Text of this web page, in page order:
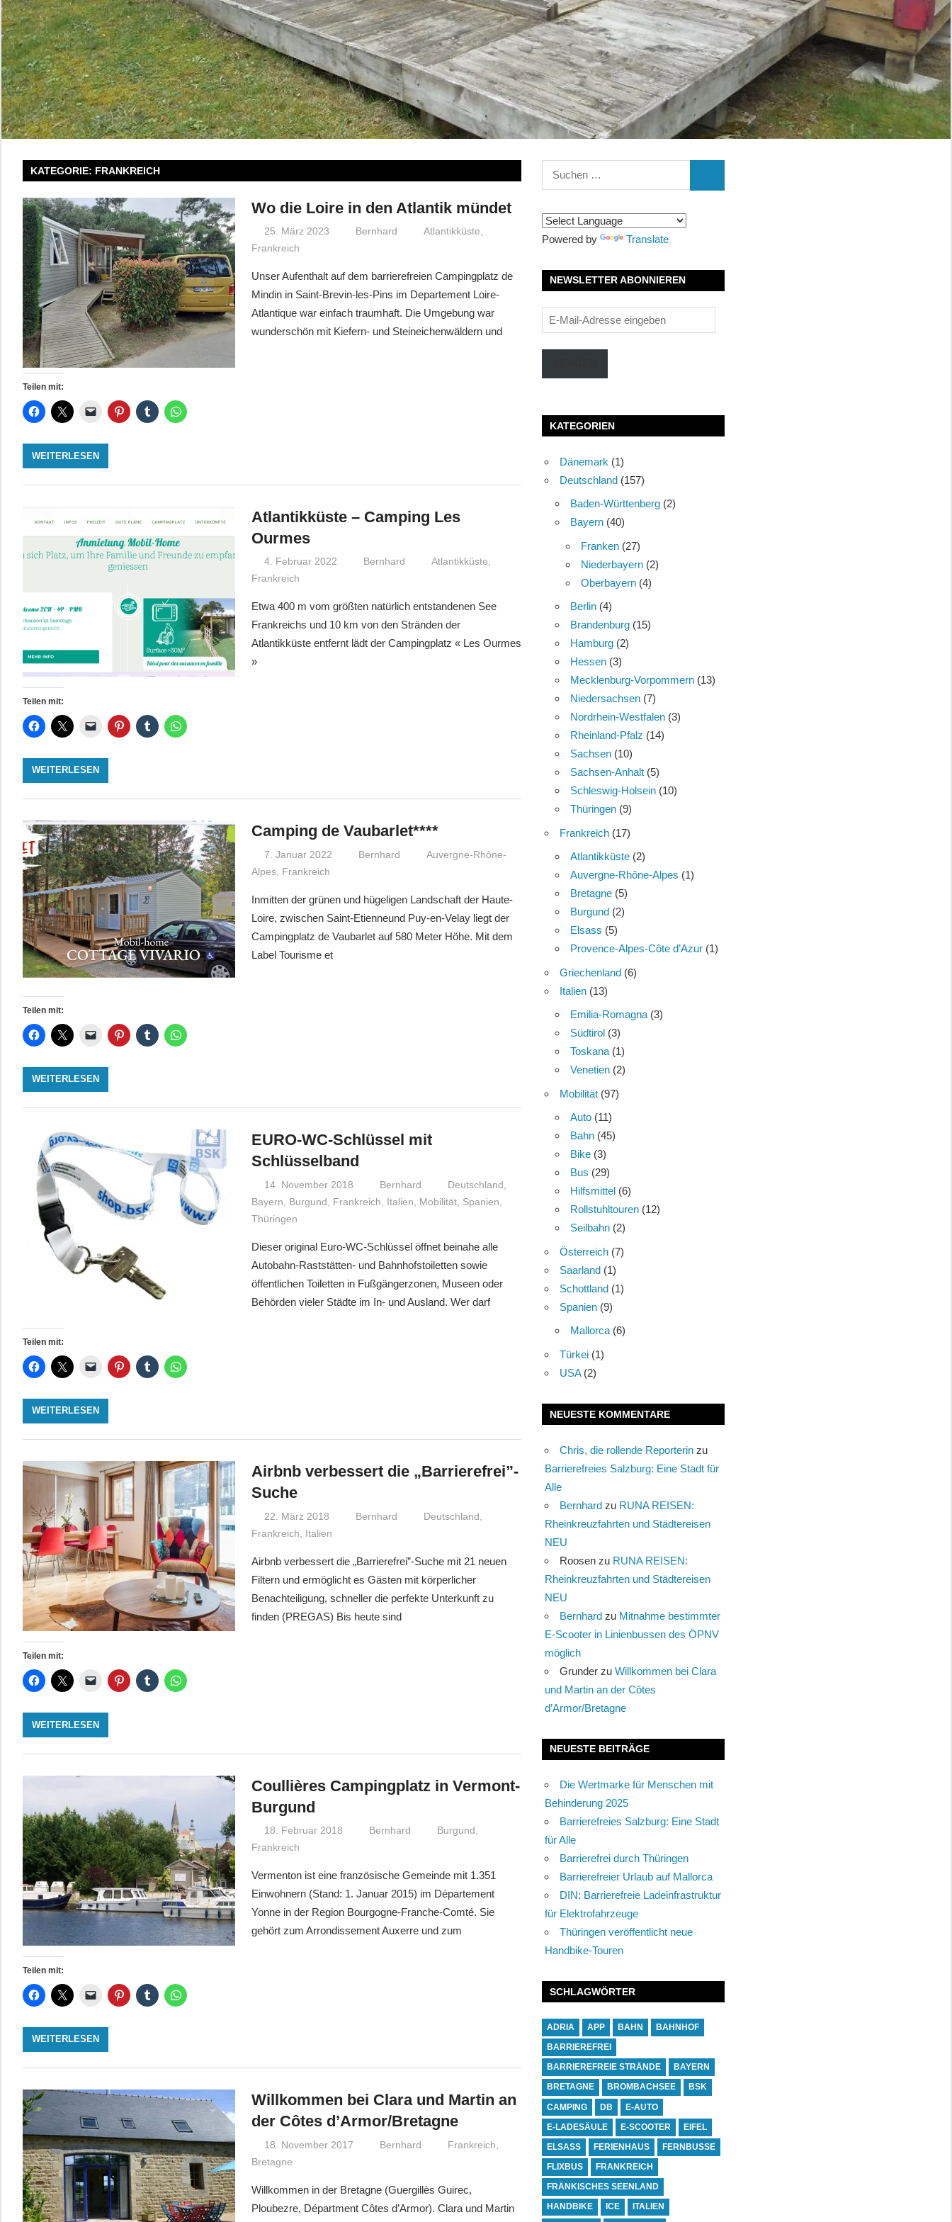
KATEGORIE: FRANKREICH
Wo die Loire in den Atlantik mündet
25. März 2023 Bernhard Atlantikküste,
Frankreich
Unser Aufenthalt auf dem barrierefreien Campingplatz de
Mindin in Saint-Brevin-les-Pins im Departement Loire-
Atlantique war einfach traumhaft. Die Umgebung war
wunderschön mit Kiefern- und Steineichenwäldern und
Teilen mit:
WEITERLESEN
Atlantikküste – Camping Les
Ourmes
4. Februar 2022 Bernhard Atlantikküste,
Frankreich
Etwa 400 m vom größten natürlich entstandenen See
Frankreichs und 10 km von den Stränden der
Atlantikküste entfernt lädt der Campingplatz « Les Ourmes
»
Teilen mit:
WEITERLESEN
Camping de Vaubarlet****
7. Januar 2022 Bernhard
Auvergne-Rhône-
Alpes, Frankreich
Inmitten der grünen und hügeligen Landschaft der Haute-
Loire, zwischen Saint-Etienneund Puy-en-Velay liegt der
Campingplatz de Vaubarlet auf 580 Meter Höhe. Mit dem
Label Tourisme et
Teilen mit:
WEITERLESEN
EURO-WC-Schlüssel mit
Schlüsselband
14. November 2018 Bernhard Deutschland
Bayern
Burgund Frankreich Italien Mobilität, Spanien
Thüringen
Dieser original Euro-WC-Schlüssel öffnet beinahe alle
Autobahn-Raststätten- und Bahnhofstoiletten sowie
öffentlichen Toiletten in Fußgängerzonen, Museen oder
Behörden vieler Städte im In- und Ausland. Wer darf
Teilen mit:
WEITERLESEN
Airbnb verbessert die „Barrierefrei”-
Suche
22. März 2018 Bernhard Deutschland
Frankreich
Italien
Airbnb verbessert die „Barrierefrei”-Suche mit 21 neuen
Filtern und ermöglicht es Gästen mit körperlicher
Benachteiligung, schneller die perfekte Unterkunft zu
finden (PREGAS) Bis heute sind
Teilen mit:
WEITERLESEN
Coullières Campingplatz in Vermont-
Burgund
18. Februar 2018 Bernhard Burgund,
Frankreich
Vermenton ist eine französische Gemeinde mit 1.351
Einwohnern (Stand: 1. Januar 2015) im Département
Yonne in der Region Bourgogne-Franche-Comté. Sie
gehört zum Arrondissement Auxerre und zum
Teilen mit:
WEITERLESEN
Willkommen bei Clara und Martin an
der Côtes d’Armor/Bretagne
18. November 2017 Bernhard Frankreich
Bretagne
Willkommen in der Bretagne (Guergillès Guirec,
Ploubezre, Départment Côtes d’Armor). Clara und Martin
Suchen
nach:
Powered by Translate
NEWSLETTER ABONNIEREN
E-
Mail-
Adresse
KATEGORIEN
Dänemark (1)
Deutschland (157)
Baden-Württenberg (2)
Bayern (40)
Franken (27)
Niederbayern (2)
Oberbayern (4)
Berlin (4)
Brandenburg (15)
Hamburg (2)
Hessen (3)
Mecklenburg-Vorpommern (13)
Niedersachsen (7)
Nordrhein-Westfalen (3)
Rheinland-Pfalz (14)
Sachsen (10)
Sachsen-Anhalt (5)
Schleswig-Holsein (10)
Thüringen (9)
Frankreich (17)
Atlantikküste (2)
Auvergne-Rhône-Alpes (1)
Bretagne (5)
Burgund (2)
Elsass (5)
Provence-Alpes-Côte d’Azur (1)
Griechenland (6)
Italien (13)
Emilia-Romagna(3)
Südtirol (3)
Toskana(1)
Venetien (2)
Mobilität (97)
Auto (11)
Bahn (45)
Bike (3)
Bus (29)
Hilfsmittel (6)
Rollstuhltouren (12)
Seilbahn (2)
Österreich (7)
Saarland (1)
Schottland (1)
Spanien (9)
Mallorca(6)
Türkei (1)
USA(2)
NEUESTE KOMMENTARE
Chris, die rollende Reporterin zu
Barrierefreies Salzburg: Eine Stadt für
Alle
Bernhard zu RUNA REISEN:
Rheinkreuzfahrten und Städtereisen
NEU
Roosen zu RUNA REISEN:
Rheinkreuzfahrten und Städtereisen
NEU
Bernhard zu Mitnahme bestimmter
E-Scooter in Linienbussen des ÖPNV
möglich
Grunder zuWillkommen bei Clara
und Martin an der Côtes
d’Armor/Bretagne
NEUESTE BEITRÄGE
Die Wertmarke für Menschen mit
Behinderung 2025
Barrierefreies Salzburg: Eine Stadt
für Alle
Barrierefrei durch Thüringen
Barrierefreier Urlaub auf Mallorca
DIN: Barrierefreie Ladeinfrastruktur
für Elektrofahrzeuge
Thüringen veröffentlicht neue
Handbike-Touren
SCHLAGWÖRTER
ADRIA APP BAHN BAHNHOF
BARRIEREFREI
BARRIEREFREIE STRÄNDE BAYERN
BRETAGNE BROMBACHSEE BSK
CAMPING DB E-AUTO
E-LADESÄULE E-SCOOTER EIFEL
ELSASS FERIENHAUS FERNBUSSE
FLIXBUS FRANKREICH
FRÄNKISCHES SEENLAND
HANDBIKE ICE ITALIEN